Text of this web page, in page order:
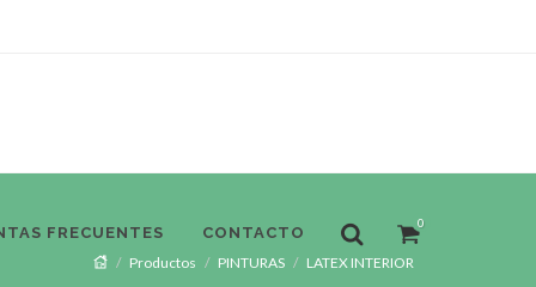
FRECUENTES CONTACTO
0
Productos PINTURAS LATEX INTERIOR